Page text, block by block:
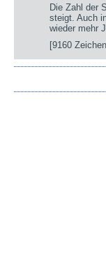
Die Zahl der
steigt. Auch
wieder mehr
[9160